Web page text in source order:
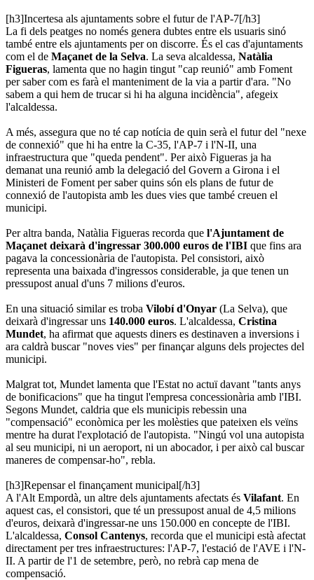
[h3]Incertesa als ajuntaments sobre el futur de l'AP-7[/h3]
La fi dels peatges no només genera dubtes entre els usuaris sinó
també entre els ajuntaments per on discorre. És el cas d'ajuntaments
com el de Maçanet de la Selva. La seva alcaldessa, Natàlia
Figueras, lamenta que no hagin tingut "cap reunió" amb Foment
per saber com es farà el manteniment de la via a partir d'ara. "No
sabem a qui hem de trucar si hi ha alguna incidència", afegeix
l'alcaldessa.
A més, assegura que no té cap notícia de quin serà el futur del "nexe
de connexió" que hi ha entre la C-35, l'AP-7 i l'N-II, una
infraestructura que "queda pendent". Per això Figueras ja ha
demanat una reunió amb la delegació del Govern a Girona i el
Ministeri de Foment per saber quins són els plans de futur de
connexió de l'autopista amb les dues vies que també creuen el
municipi.
Per altra banda, Natàlia Figueras recorda que l'Ajuntament de
Maçanet deixarà d'ingressar 300.000 euros de l'IBI que fins ara
pagava la concessionària de l'autopista. Pel consistori, això
representa una baixada d'ingressos considerable, ja que tenen un
pressupost anual d'uns 7 milions d'euros.
En una situació similar es troba Vilobí d'Onyar (La Selva), que
deixarà d'ingressar uns 140.000 euros. L'alcaldessa, Cristina
Mundet, ha afirmat que aquests diners es destinaven a inversions i
ara caldrà buscar "noves vies" per finançar alguns dels projectes del
municipi.
Malgrat tot, Mundet lamenta que l'Estat no actuï davant "tants anys
de bonificacions" que ha tingut l'empresa concessionària amb l'IBI.
Segons Mundet, caldria que els municipis rebessin una
"compensació" econòmica per les molèsties que pateixen els veïns
mentre ha durat l'explotació de l'autopista. "Ningú vol una autopista
al seu municipi, ni un aeroport, ni un abocador, i per això cal buscar
maneres de compensar-ho", rebla.
[h3]Repensar el finançament municipal[/h3]
A l'Alt Empordà, un altre dels ajuntaments afectats és Vilafant. En
aquest cas, el consistori, que té un pressupost anual de 4,5 milions
d'euros, deixarà d'ingressar-ne uns 150.000 en concepte de l'IBI.
L'alcaldessa, Consol Cantenys, recorda que el municipi està afectat
directament per tres infraestructures: l'AP-7, l'estació de l'AVE i l'N-
II. A partir de l'1 de setembre, però, no rebrà cap mena de
compensació.